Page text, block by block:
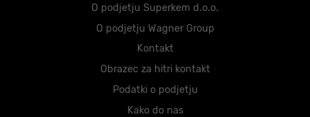
O podjetju Superkem d.o.o.
O podjetju Wagner Group
Kontakt
Obrazec za hitri kontakt
Podatki o podjetju
Kako do nas